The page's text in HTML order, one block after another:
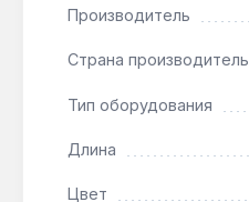
позволяет
Для масштабных
использования,
при монтаже систем
Производитель
Страна производитель
Тип оборудования
Длина
Цвет